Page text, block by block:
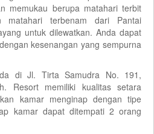
memukau berupa matahari terbit
terbenam dari Pantai
untuk dilewatkan. Anda dapat
kesenangan yang sempurna
di Jl. Tirta Samudra No. 191,
Resort memiliki kualitas setara
kamar menginap dengan tipe
kamar dapat ditempati 2 orang